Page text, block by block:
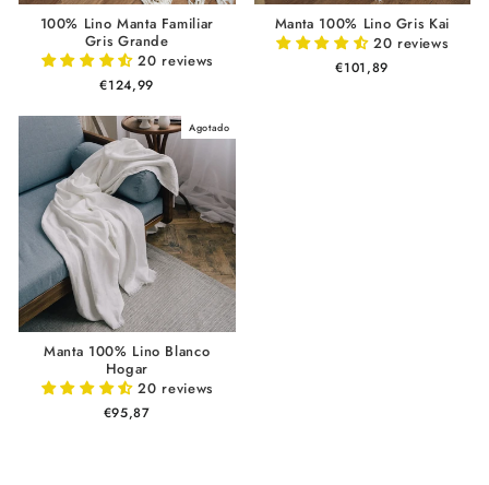
100% Lino Manta Familiar
Gris Grande
20 reviews
€124,99
Manta 100% Lino Gris Kai
20 reviews
€101,89
Agotado
Manta 100% Lino Blanco
Hogar
20 reviews
€95,87